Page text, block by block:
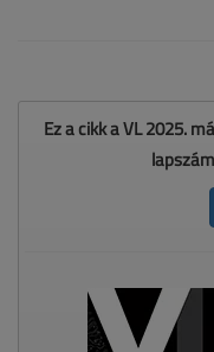
Ez a cikk a VL 2025.